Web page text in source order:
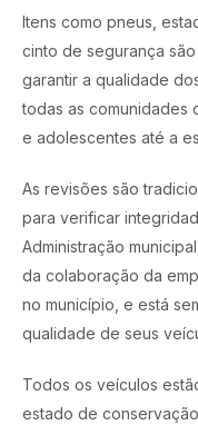
Itens como pneus,
cinto de segurança
garantir a qualidade
todas as comunidades
e adolescentes até a
As revisões são
para verificar
Administração
da colaboração da
no município, e está
qualidade de seus
Todos os veículos
estado de